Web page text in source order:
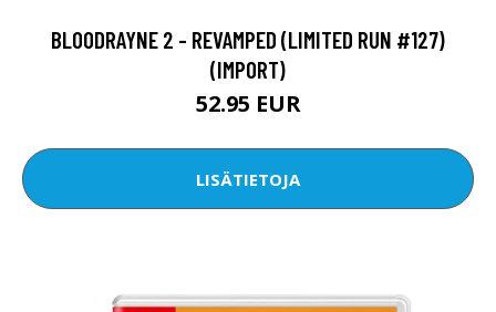
BLOODRAYNE 2 - REVAMPED (LIMITED RUN #127)
(IMPORT)
52.95 EUR
LISÄTIETOJA